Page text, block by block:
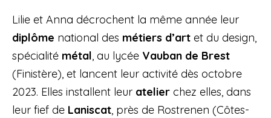
Lilie et Anna décrochent la même année leur
diplôme national des métiers d’art et du design,
spécialité métal, au lycée Vauban de Brest
(Finistère), et lancent leur activité dès octobre
2023. Elles installent leur atelier chez elles, dans
leur fief de Laniscat, près de Rostrenen (Côtes-